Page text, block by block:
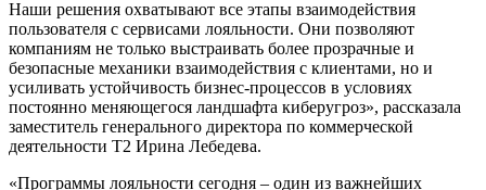
Наши решения охватывают все этапы взаимодействия
пользователя с сервисами лояльности. Они позволяют
компаниям не только выстраивать более прозрачные и
безопасные механики взаимодействия с клиентами, но и
усиливать устойчивость бизнес-процессов в условиях
постоянно меняющегося ландшафта киберугроз», рассказала
заместитель генерального директора по коммерческой
деятельности Т2 Ирина Лебедева.
«Программы лояльности сегодня – один из важнейших